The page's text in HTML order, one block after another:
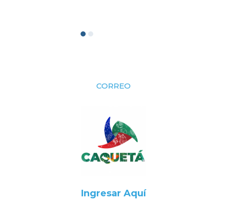
CORREO
Ingresar Aquí